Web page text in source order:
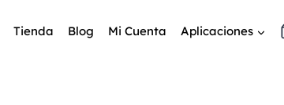
Tienda Blog Mi Cuenta Aplicaciones